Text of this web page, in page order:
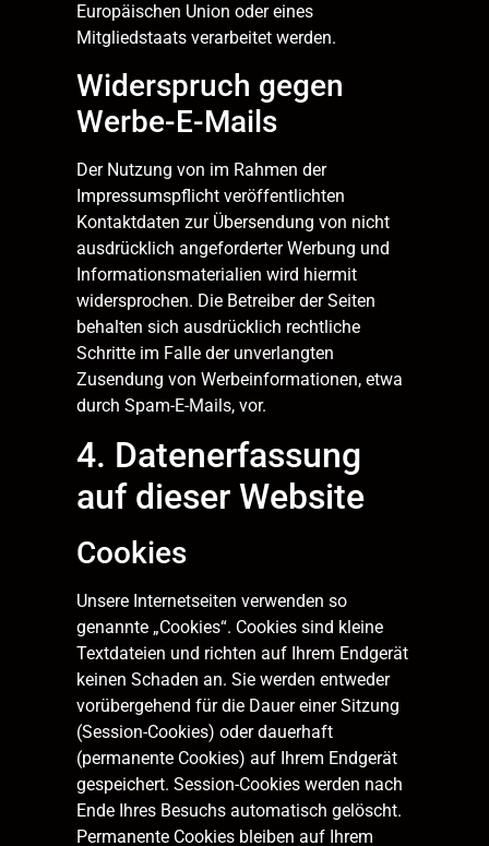
Europäischen Union oder eines
Mitgliedstaats verarbeitet werden.
Widerspruch gegen
Werbe-E-Mails
Der Nutzung von im Rahmen der
Impressumspflicht veröffentlichten
Kontaktdaten zur Übersendung von nicht
ausdrücklich angeforderter Werbung und
Informationsmaterialien wird hiermit
widersprochen. Die Betreiber der Seiten
behalten sich ausdrücklich rechtliche
Schritte im Falle der unverlangten
Zusendung von Werbeinformationen, etwa
durch Spam-E-Mails, vor.
4. Datenerfassung
auf dieser Website
Cookies
Unsere Internetseiten verwenden so
genannte „Cookies“. Cookies sind kleine
Textdateien und richten auf Ihrem Endgerät
keinen Schaden an. Sie werden entweder
vorübergehend für die Dauer einer Sitzung
(Session-Cookies) oder dauerhaft
(permanente Cookies) auf Ihrem Endgerät
gespeichert. Session-Cookies werden nach
Ende Ihres Besuchs automatisch gelöscht.
Permanente Cookies bleiben auf Ihrem